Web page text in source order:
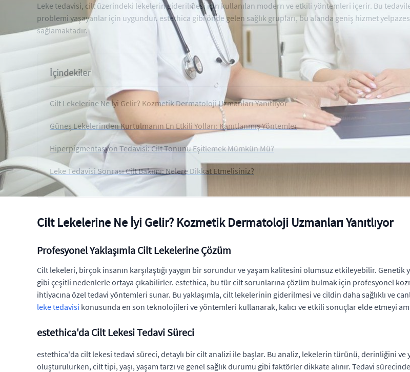
Leke tedavisi, cilt üzerindeki lekelerin giderilmesi için kullanılan modern ve etkili yöntemleri içerir. Bu
problemi yaşayanlar için uygundur. estethica gibi önde gelen sağlık grupları, bu alanda geniş hizmet
sağlamaktadır.
İçindekiler
Cilt Lekelerine Ne İyi Gelir? Kozmetik Dermatoloji Uzmanları Yanıtlıyor
Güneş Lekelerinden Kurtulmanın En Etkili Yolları: Kanıtlanmış Yöntemler
Hiperpigmentasyon Tedavisi: Cilt Tonunu Eşitlemek Mümkün Mü?
Leke Tedavisi Sonrası Cilt Bakımı: Nelere Dikkat Etmelisiniz?
Cilt Lekelerine Ne İyi Gelir? Kozmetik Dermatoloji Uzmanları Yanıtlıyor
Profesyonel Yaklaşımla Cilt Lekelerine Çözüm
Cilt lekeleri, birçok insanın karşılaştığı yaygın bir sorundur ve yaşam kalitesini olumsuz etkileyebilir. Genetik
gibi çeşitli nedenlerle ortaya çıkabilirler. estethica, bu tür cilt sorunlarına çözüm bulmak için profesyonel
ihtiyacına özel tedavi yöntemleri sunar. Bu yaklaşımla, cilt lekelerinin giderilmesi ve cildin daha sağlıklı ve
leke tedavisi konusunda en son teknolojileri ve yöntemleri kullanarak, kalıcı ve etkili sonuçlar elde etmeyi
estethica'da Cilt Lekesi Tedavi Süreci
estethica'da cilt lekesi tedavi süreci, detaylı bir cilt analizi ile başlar. Bu analiz, lekelerin türünü, derinliğini ve
oluşturulurken, cilt tipi, yaşı, yaşam tarzı ve genel sağlık durumu gibi faktörler dikkate alınır. Tedavi